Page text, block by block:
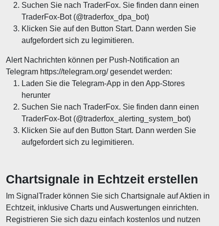
Suchen Sie nach TraderFox. Sie finden dann einen
TraderFox-Bot (@traderfox_dpa_bot)
Klicken Sie auf den Button Start. Dann werden Sie
aufgefordert sich zu legimitieren.
Alert Nachrichten können per Push-Notification an
Telegram https://telegram.org/ gesendet werden:
Laden Sie die Telegram-App in den App-Stores
herunter
Suchen Sie nach TraderFox. Sie finden dann einen
TraderFox-Bot (@traderfox_alerting_system_bot)
Klicken Sie auf den Button Start. Dann werden Sie
aufgefordert sich zu legimitieren.
Chartsignale in Echtzeit erstellen
Im SignalTrader können Sie sich Chartsignale auf Aktien in
Echtzeit, inklusive Charts und Auswertungen einrichten.
Registrieren Sie sich dazu einfach kostenlos und nutzen